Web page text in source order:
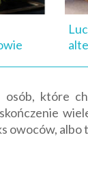
które
owoców,